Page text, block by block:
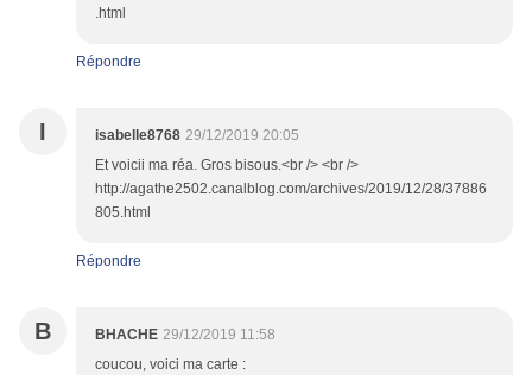
.html
Répondre
I isabelle8768 29/12/2019 20:05
Et voicii ma réa. Gros bisous.<br /> <br />
http://agathe2502.canalblog.com/archives/2019/12/28/37886
805.html
Répondre
B BHACHE 29/12/2019 11:58
coucou, voici ma carte :